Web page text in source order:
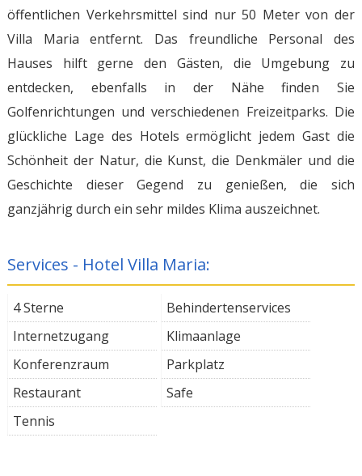
öffentlichen Verkehrsmittel sind nur 50 Meter von der
Villa Maria entfernt. Das freundliche Personal des
Hauses hilft gerne den Gästen, die Umgebung zu
entdecken, ebenfalls in der Nähe finden Sie
Golfenrichtungen und verschiedenen Freizeitparks. Die
glückliche Lage des Hotels ermöglicht jedem Gast die
Schönheit der Natur, die Kunst, die Denkmäler und die
Geschichte dieser Gegend zu genießen, die sich
ganzjährig durch ein sehr mildes Klima auszeichnet.
Services - Hotel Villa Maria:
4 Sterne
Behindertenservices
Internetzugang
Klimaanlage
Konferenzraum
Parkplatz
Restaurant
Safe
Tennis